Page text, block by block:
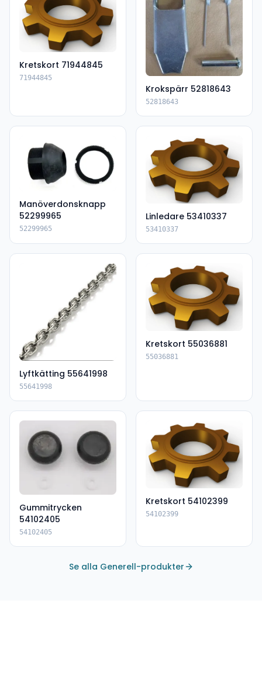
Kretskort 71944845
71944845
Krokspärr 52818643
52818643
Manöverdonsknapp
52299965
52299965
Linledare 53410337
53410337
Lyftkätting 55641998
55641998
Kretskort 55036881
55036881
Gummitrycken
54102405
54102405
Kretskort 54102399
54102399
Se alla Generell-produkter